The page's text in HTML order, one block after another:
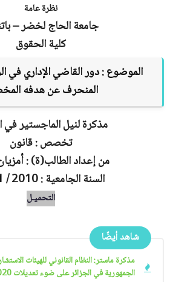
نظرة عامة
جامعة الحاج لخضر –
كلية الحقوق
الموضوع :دور القاضي الإداري في
المنحرف عن هدفه
مذكرة لنيل الماجستير في
تخصص : قانون
من إعداد الطالب(ة) :
السنة الجامعية : 2010 / 2011
التحميـل
شاهد أيضًا
مذكرة ماستر: النظام القانوني للهيئات
الجمهورية في الجزائر على ضوء تعديلات 2020 PDF